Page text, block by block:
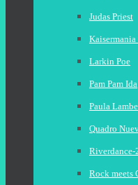
Judas Priest
Kaisermania
Larkin Poe
Pam Pam Ida
Paula
Quadro
Riverdance-
Rock meets